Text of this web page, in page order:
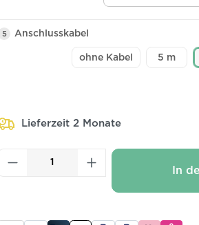
(Diese
5 Anschlusskabel
ohne Kabel 5 m
Lieferzeit 2 Monate
Produkt Anzahl: Gib
In